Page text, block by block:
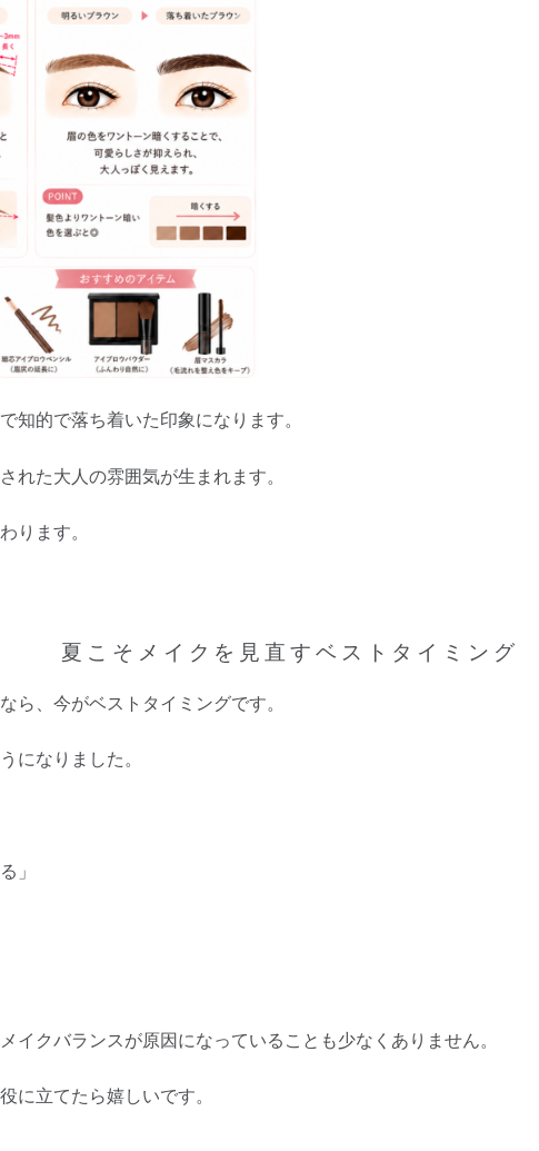
知的で落ち着いた印象になります。
れた大人の雰囲気が生まれます。
ります。
夏こそメイクを見直すベストタイミング
ら、今がベストタイミングです。
になりました。
」
クバランスが原因になっていることも少なくありません。
に立てたら嬉しいです。